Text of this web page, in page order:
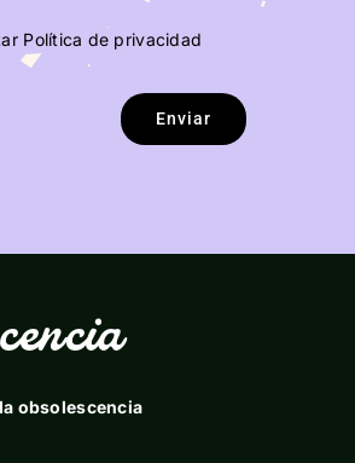
Política de privacidad
Enviar
obsolescencia